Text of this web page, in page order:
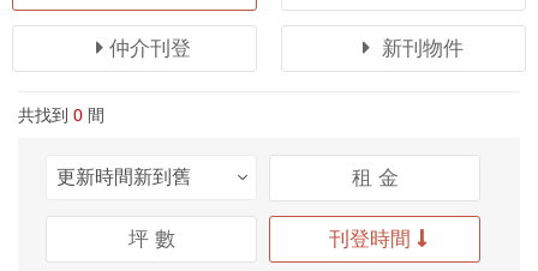
仲介刊登 新刊物件
共找到 0 間
租 金
坪 數 刊登時間